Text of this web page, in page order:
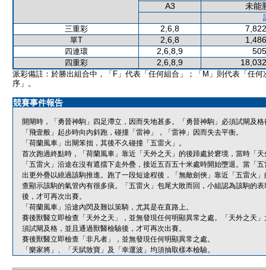
A3
未能
三重彩
2,6,8
單T 2,6,8
四連環 2,6,8,9
四重彩 2,6,8,9
派彩備註：於勝出組合中，「F」代表「任何組合」；「M」則代表「任何
序」。
競賽事件報告
開閘時，「勇晉神駒」四足滯立，因而失地甚多。「勇晉神駒」必須試閘及
「飛壹般」起步時向內斜跑，碰撞「雷神」，「雷神」因而失去平衡。
「荷蘭風車」出閘笨拙，其後不久碰撞「五雷火」。
首次跑過終點時，「荷蘭風車」靠近「天外之天」的後蹄處於窘境，當時「
「五雷火」沿途在沒有遮擋下走外疊，接近五百五十米處時開始墮退。當「
出更外疊以繞過該駒推進。跑了一段短途程後，「無敵劍俠」靠近「五雷火
查顯示該駒的氣管內有很多痰。「五雷火」包尾大敗而回，小組認為該駒的
後，才可再次出賽。
「荷蘭風車」沿途內閃及難以策騎，尤其是在直路上。
賽後獸醫立即檢查「天外之天」，並無發現任何明顯異常之處。「天外之天
須試閘及格，並且通過獸醫檢驗後，才可再次出賽。
賽後獸醫立即檢查「非凡者」，並無發現任何明顯異常之處。
「樂家將」、「天賦致寶」及「幸運波」均須抽取樣本檢驗。